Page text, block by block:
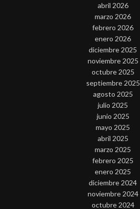
abril 2026
marzo 2026
febrero 2026
enero 2026
diciembre 2025
noviembre 2025
octubre 2025
septiembre 2025
agosto 2025
julio 2025
junio 2025
mayo 2025
abril 2025
marzo 2025
febrero 2025
enero 2025
diciembre 2024
noviembre 2024
octubre 2024